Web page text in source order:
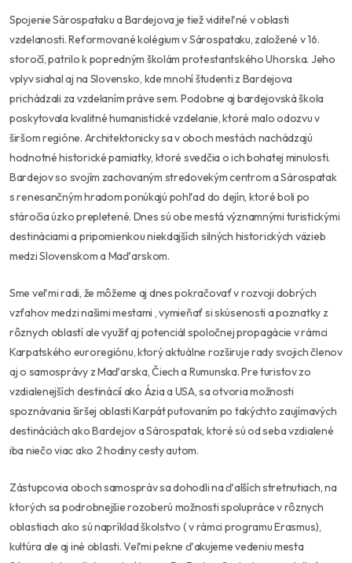
Spojenie Sárospataku a Bardejova je tiež viditeľné v oblasti
vzdelanosti. Reformované kolégium v Sárospataku, založené v 16.
storočí, patrilo k popredným školám protestantského Uhorska. Jeho
vplyv siahal aj na Slovensko, kde mnohí študenti z Bardejova
prichádzali za vzdelaním práve sem. Podobne aj bardejovská škola
poskytovala kvalitné humanistické vzdelanie, ktoré malo odozvu v
širšom regióne. Architektonicky sa v oboch mestách nachádzajú
hodnotné historické pamiatky, ktoré svedčia o ich bohatej minulosti.
Bardejov so svojím zachovaným stredovekým centrom a Sárospatak
s renesančným hradom ponúkajú pohľad do dejín, ktoré boli po
stáročia úzko prepletené. Dnes sú obe mestá významnými turistickými
destináciami a pripomienkou niekdajších silných historických väzieb
medzi Slovenskom a Maďarskom.
Sme veľmi radi, že môžeme aj dnes pokračovať v rozvoji dobrých
vzťahov medzi našimi mestami , vymieňať si skúsenosti a poznatky z
rôznych oblastí ale využiť aj potenciál spoločnej propagácie v rámci
Karpatského euroregiónu, ktorý aktuálne rozširuje rady svojich členov
aj o samosprávy z Maďarska, Čiech a Rumunska. Pre turistov zo
vzdialenejších destinácií ako Ázia a USA, sa otvoria možnosti
spoznávania širšej oblasti Karpát putovaním po takýchto zaujímavých
destináciách ako Bardejov a Sárospatak, ktoré sú od seba vzdialené
iba niečo viac ako 2 hodiny cesty autom.
Zástupcovia oboch samospráv sa dohodli na ďalších stretnutiach, na
ktorých sa podrobnejšie rozoberú možnosti spolupráce v rôznych
oblastiach ako sú napríklad školstvo ( v rámci programu Erasmus),
kultúra ale aj iné oblasti. Veľmi pekne ďakujeme vedeniu mesta